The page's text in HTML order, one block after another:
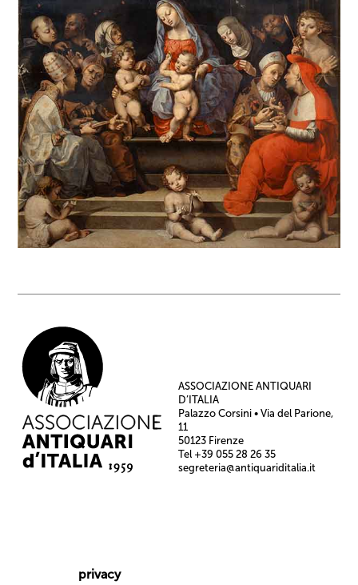
ASSOCIAZIONE ANTIQUARI
D’ITALIA
Palazzo Corsini • Via del Parione,
11
50123 Firenze
Tel +39 055 28 26 35
segreteria@antiquariditalia.it
privacy